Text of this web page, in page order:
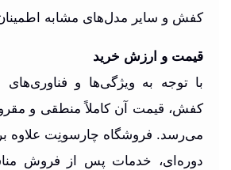
کفش و سایر مدل‌های مشابه
قیمت و ارزش خرید
با توجه به ویژگی‌ها و فناوری‌های
کفش، قیمت آن کاملاً منطقی و
می‌رسد. فروشگاه چارسونِت علاوه
دوره‌ای، خدمات پس از فروش